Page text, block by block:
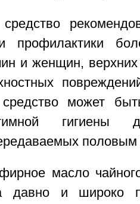
и женщин,
средство может
гигиены
половым
масло
давно и широко